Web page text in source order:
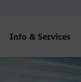
Info & Services